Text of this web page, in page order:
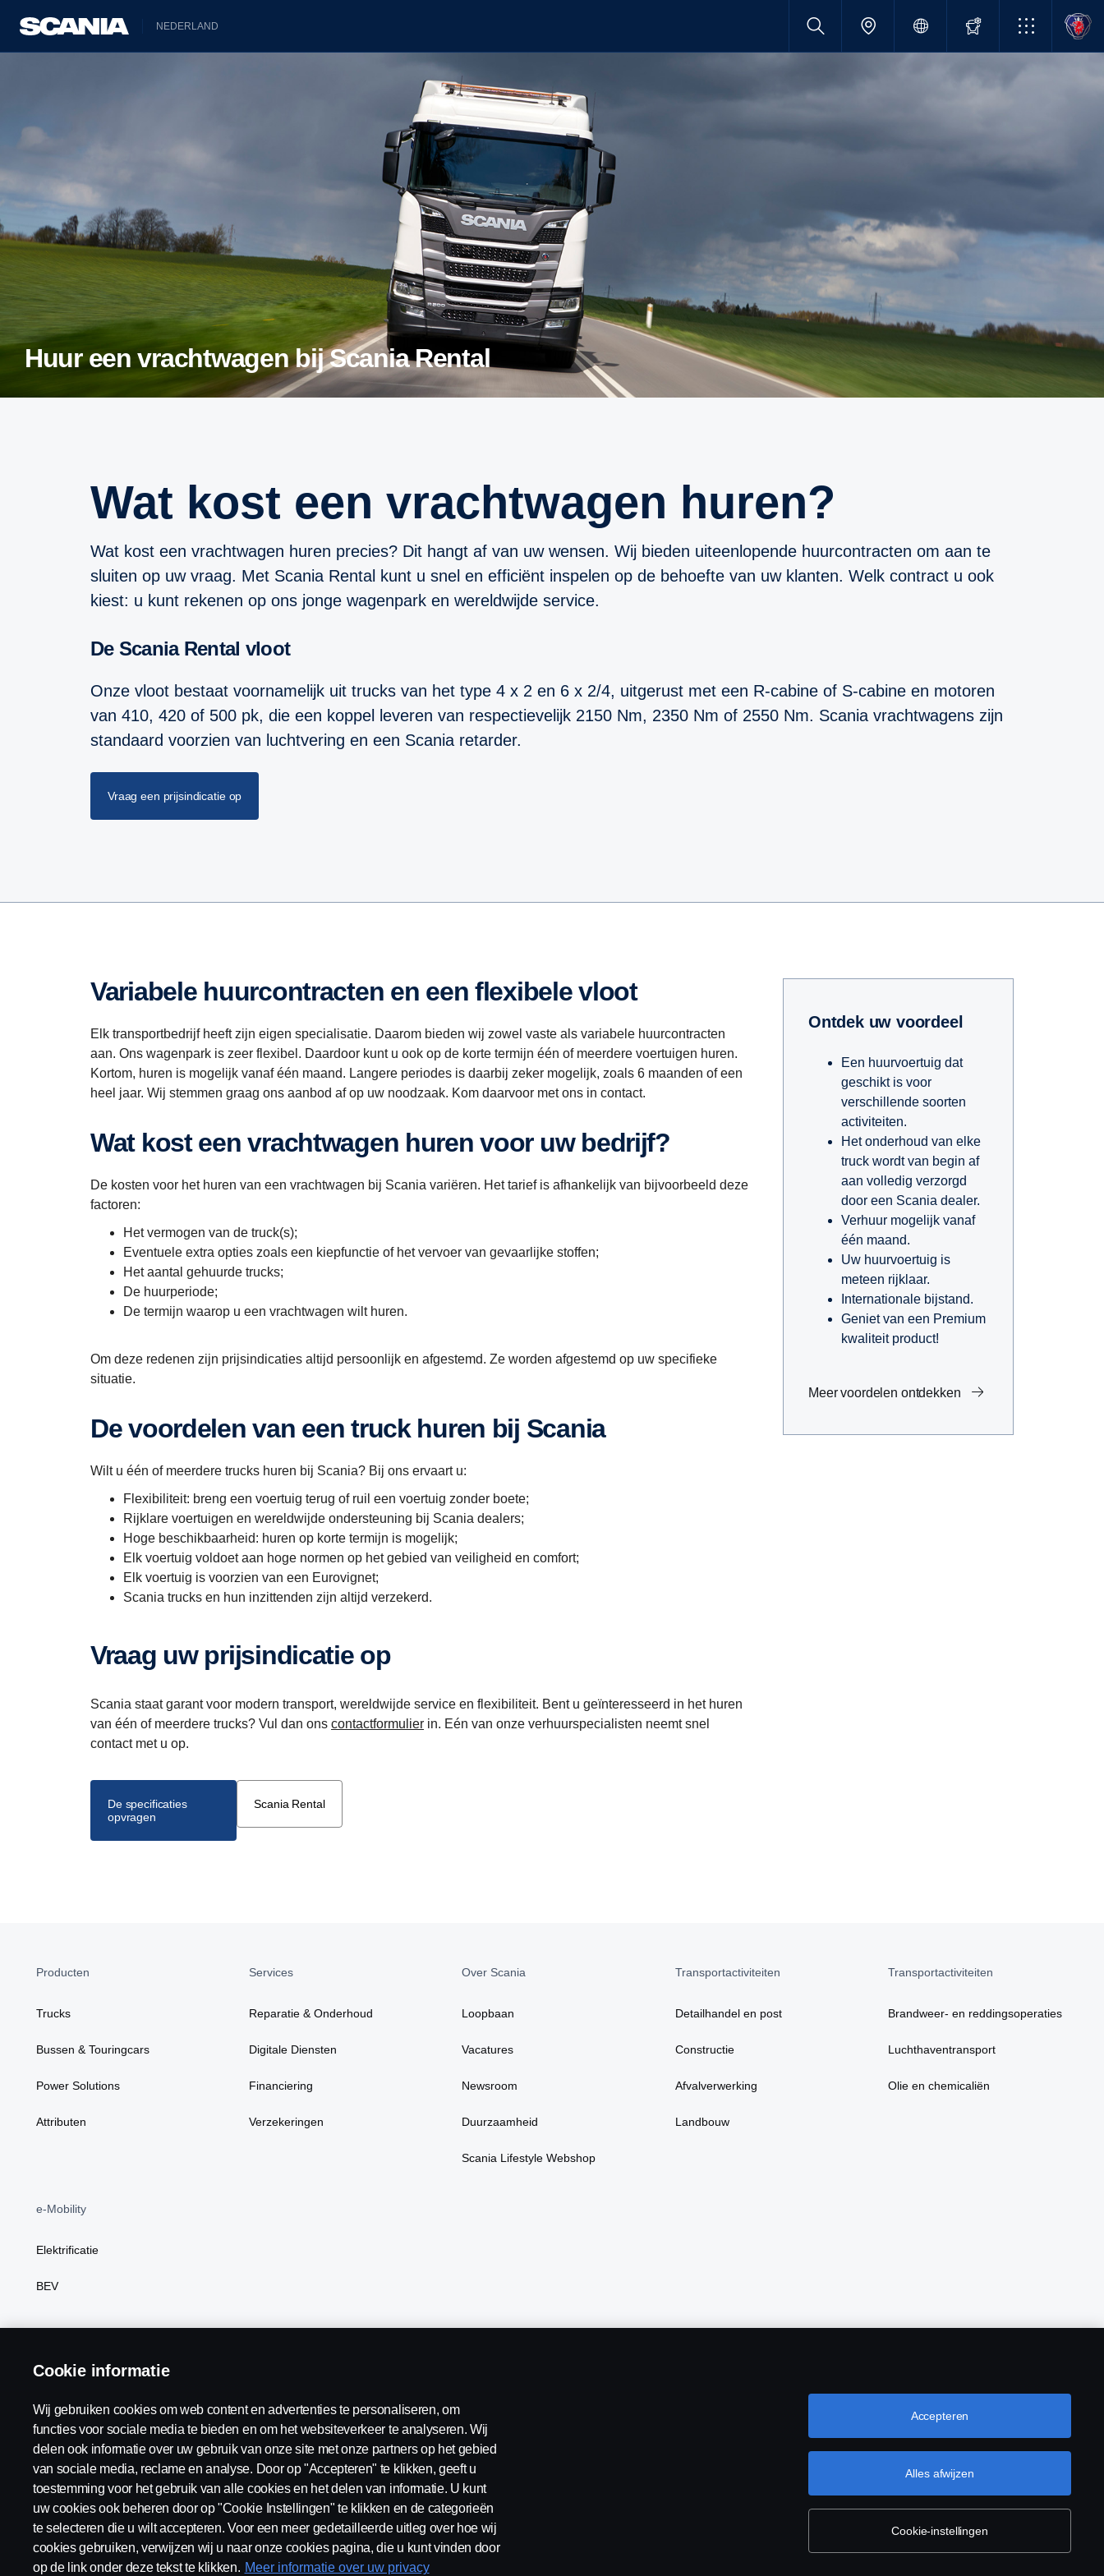
NEDERLAND
Huur een vrachtwagen bij Scania Rental
Wat kost een vrachtwagen huren?
Wat kost een vrachtwagen huren precies? Dit hangt af van uw wensen. Wij bieden uiteenlopende huurcontracten om aan te
sluiten op uw vraag. Met Scania Rental kunt u snel en efficiënt inspelen op de behoefte van uw klanten. Welk contract u ook
kiest: u kunt rekenen op ons jonge wagenpark en wereldwijde service.
De Scania Rental vloot
Onze vloot bestaat voornamelijk uit trucks van het type 4 x 2 en 6 x 2/4, uitgerust met een R-cabine of S-cabine en motoren
van 410, 420 of 500 pk, die een koppel leveren van respectievelijk 2150 Nm, 2350 Nm of 2550 Nm. Scania vrachtwagens zijn
standaard voorzien van luchtvering en een Scania retarder.
Vraag een prijsindicatie op
Variabele huurcontracten en een flexibele vloot
Elk transportbedrijf heeft zijn eigen specialisatie. Daarom bieden wij zowel vaste als variabele huurcontracten
aan. Ons wagenpark is zeer flexibel. Daardoor kunt u ook op de korte termijn één of meerdere voertuigen huren.
Kortom, huren is mogelijk vanaf één maand. Langere periodes is daarbij zeker mogelijk, zoals 6 maanden of een
heel jaar. Wij stemmen graag ons aanbod af op uw noodzaak. Kom daarvoor met ons in contact.
Wat kost een vrachtwagen huren voor uw bedrijf?
De kosten voor het huren van een vrachtwagen bij Scania variëren. Het tarief is afhankelijk van bijvoorbeeld deze
factoren:
Het vermogen van de truck(s);
Eventuele extra opties zoals een kiepfunctie of het vervoer van gevaarlijke stoffen;
Het aantal gehuurde trucks;
De huurperiode;
De termijn waarop u een vrachtwagen wilt huren.
Om deze redenen zijn prijsindicaties altijd persoonlijk en afgestemd. Ze worden afgestemd op uw specifieke
situatie.
De voordelen van een truck huren bij Scania
Wilt u één of meerdere trucks huren bij Scania? Bij ons ervaart u:
Flexibiliteit: breng een voertuig terug of ruil een voertuig zonder boete;
Rijklare voertuigen en wereldwijde ondersteuning bij Scania dealers;
Hoge beschikbaarheid: huren op korte termijn is mogelijk;
Elk voertuig voldoet aan hoge normen op het gebied van veiligheid en comfort;
Elk voertuig is voorzien van een Eurovignet;
Scania trucks en hun inzittenden zijn altijd verzekerd.
Vraag uw prijsindicatie op
Scania staat garant voor modern transport, wereldwijde service en flexibiliteit. Bent u geïnteresseerd in het huren
van één of meerdere trucks? Vul dan ons contactformulier in. Eén van onze verhuurspecialisten neemt snel
contact met u op.
De specificaties
opvragen
Scania Rental
Ontdek uw voordeel
Een huurvoertuig dat
geschikt is voor
verschillende soorten
activiteiten.
Het onderhoud van elke
truck wordt van begin af
aan volledig verzorgd
door een Scania dealer.
Verhuur mogelijk vanaf
één maand.
Uw huurvoertuig is
meteen rijklaar.
Internationale bijstand.
Geniet van een Premium
kwaliteit product!
Meer voordelen ontdekken
Producten
Trucks
Bussen & Touringcars
Power Solutions
Attributen
Services
Reparatie & Onderhoud
Digitale Diensten
Financiering
Verzekeringen
Over Scania
Loopbaan
Vacatures
Newsroom
Duurzaamheid
Scania Lifestyle Webshop
Transportactiviteiten
Detailhandel en post
Constructie
Afvalverwerking
Landbouw
Transportactiviteiten
Brandweer- en reddingsoperaties
Luchthaventransport
Olie en chemicaliën
e-Mobility
Elektrificatie
BEV
Scania Nederland: Nederland
Juridische bepalingen Privacy verklaring Contact
© Copyright Scania 2026 Alle Rechten Voorbehouden. Scania Nederland B.V. Postbus 9598 4801 LN, Spinveld 57, 4815 HV Breda / T +31 (0)76-5254 000 KvK-
nummer: 27136821
Cookie informatie
Wij gebruiken cookies om web content en advertenties te personaliseren, om
functies voor sociale media te bieden en om het websiteverkeer te analyseren. Wij
delen ook informatie over uw gebruik van onze site met onze partners op het gebied
van sociale media, reclame en analyse. Door op "Accepteren" te klikken, geeft u
toestemming voor het gebruik van alle cookies en het delen van informatie. U kunt
uw cookies ook beheren door op "Cookie Instellingen" te klikken en de categorieën
te selecteren die u wilt accepteren. Voor een meer gedetailleerde uitleg over hoe wij
cookies gebruiken, verwijzen wij u naar onze cookies pagina, die u kunt vinden door
op de link onder deze tekst te klikken. Meer informatie over uw privacy
Cookie-instellingen
Alles afwijzen
Accepteren